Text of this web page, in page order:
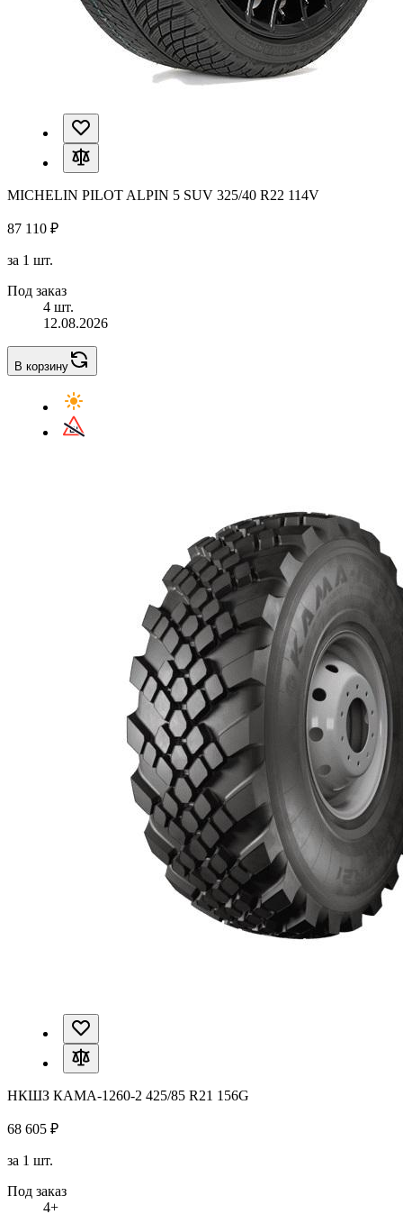
MICHELIN PILOT ALPIN 5 SUV 325/40 R22 114V
87 110 ₽
за 1 шт.
Под заказ
4 шт.
12.08.2026
В корзину
НКШЗ КАМА-1260-2 425/85 R21 156G
68 605 ₽
за 1 шт.
Под заказ
4+